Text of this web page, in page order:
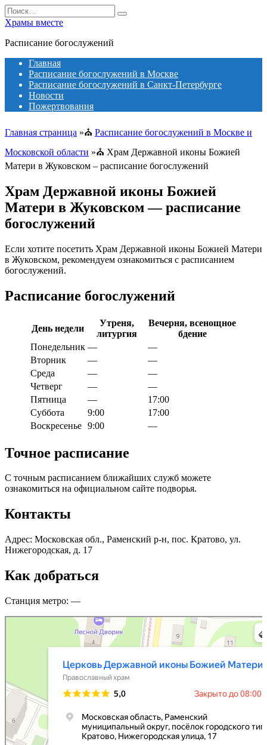
Перейти
к
содержанию
Search
for:
Храмы вместе
Расписание богослужений
Главная
Расписание богослужений в Москве
Расписание богослужений в Санкт-Петербурге
Новости
Пожертвования
Главная страница »⛪ Расписание богослужений в Москве и
Московской области »⛪ Храм Державной иконы Божией
Матери в Жуковском – расписание богослужений
Храм Державной иконы Божией
Матери в Жуковском — расписание
богослужений
Если хотите посетить Храм Державной иконы Божией Матери
в Жуковском, рекомендуем ознакомиться с расписанием
богослужений.
Расписание богослужений
День недели
Утреня,
литургия
Вечерня, всенощное
бдение
Понедельник —
—
Вторник
—
—
Среда
—
—
Четверг
—
—
Пятница
—
17:00
Суббота
9:00
17:00
Воскресенье 9:00 —
Точное расписание
С точным расписанием ближайших служб можете
ознакомиться на официальном сайте подворья.
Контакты
Адрес: Московская обл., Раменский р-н, пос. Кратово, ул.
Нижегородская, д. 17
Как добраться
Станция метро: —
Церковь Державной иконы Божией Матери
Православный храм в Москве и Московской области